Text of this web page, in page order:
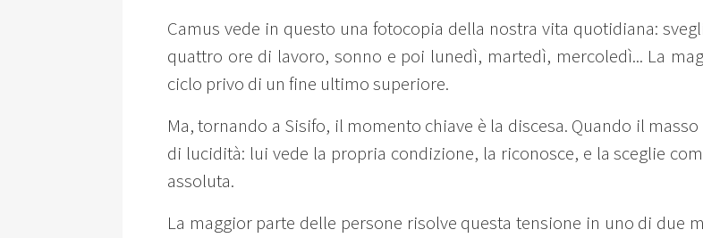
Camus vede in questo una fotocopia della nostra vita quotidiana:
quattro ore di lavoro, sonno e poi lunedì, martedì, mercoledì... La
ciclo privo di un fine ultimo superiore.
Ma, tornando a Sisifo, il momento chiave è la discesa. Quando il
di lucidità: lui vede la propria condizione, la riconosce, e la sceglie
assoluta.
La maggior parte delle persone risolve questa tensione in uno di due